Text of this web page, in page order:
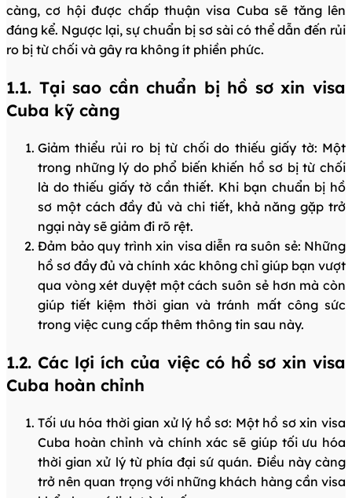
càng, cơ hội được chấp thuận visa Cuba sẽ tăng lên
đáng kể. Ngược lại, sự chuẩn bị sơ sài có thể dẫn đến rủi
ro bị từ chối và gây ra không ít phiền phức.
1.1. Tại sao cần chuẩn bị hồ sơ xin visa
Cuba kỹ càng
Giảm thiểu rủi ro bị từ chối do thiếu giấy tờ: Một
trong những lý do phổ biến khiến hồ sơ bị từ chối
là do thiếu giấy tờ cần thiết. Khi bạn chuẩn bị hồ
sơ một cách đầy đủ và chi tiết, khả năng gặp trở
ngại này sẽ giảm đi rõ rệt.
Đảm bảo quy trình xin visa diễn ra suôn sẻ: Những
hồ sơ đầy đủ và chính xác không chỉ giúp bạn vượt
qua vòng xét duyệt một cách suôn sẻ hơn mà còn
giúp tiết kiệm thời gian và tránh mất công sức
trong việc cung cấp thêm thông tin sau này.
1.2. Các lợi ích của việc có hồ sơ xin visa
Cuba hoàn chỉnh
Tối ưu hóa thời gian xử lý hồ sơ: Một hồ sơ xin visa
Cuba hoàn chỉnh và chính xác sẽ giúp tối ưu hóa
thời gian xử lý từ phía đại sứ quán. Điều này càng
trở nên quan trọng với những khách hàng cần visa